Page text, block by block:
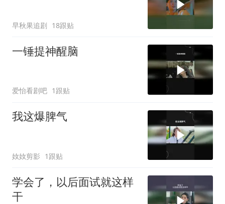
早秋果追剧 18跟贴
一锤提神醒脑
爱怡看剧吧 1跟贴
我这爆脾气
奻奻剪影 1跟贴
学会了，以后面试就这样
干